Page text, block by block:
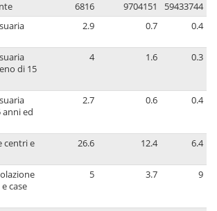
6816 9704151
59433744
2.9 0.7 0.4
di 15
4 1.6 0.3
anni ed
2.7 0.6 0.4
centri e
26.6 12.4 6.4
case
5 3.7 9